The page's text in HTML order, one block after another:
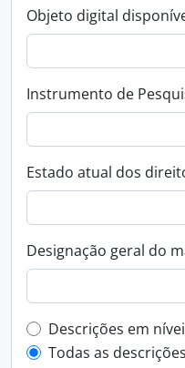
Objeto digital
Instrumento de
Estado atual dos
Designação geral do
Filtro de
Descrições em
Todas as descrições